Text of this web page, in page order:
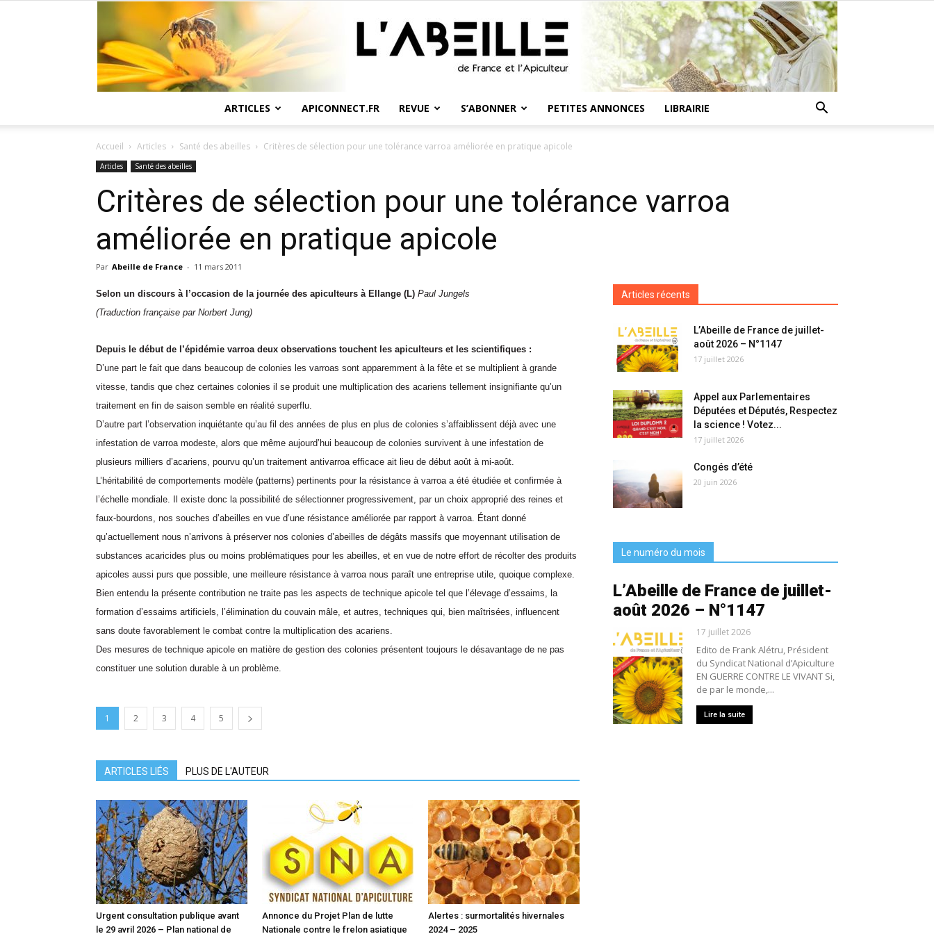
de
ARTICLES APICONNECT.FR REVUE S’ABONNER PETITES ANNONCES LIBRAIRIE
Accueil Articles Santé des abeilles Critères de sélection pour une tolérance varroa améliorée en pratique apicole
Articles Santé des abeilles
Critères de sélection pour une tolérance varroa
améliorée en pratique apicole
Par Abeille de France - 11 mars 2011
Selon un discours à l’occasion de la journée des apiculteurs à Ellange (L) Paul Jungels
(Traduction française par Norbert Jung)
Depuis le début de l’épidémie varroa deux observations touchent les apiculteurs et les scientifiques :
D’une part le fait que dans beaucoup de colonies les varroas sont apparemment à la fête et se multiplient à grande
vitesse, tandis que chez certaines colonies il se produit une multiplication des acariens tellement insignifiante qu’un
traitement en fin de saison semble en réalité superflu.
D’autre part l’observation inquiétante qu’au fil des années de plus en plus de colonies s’affaiblissent déjà avec une
infestation de varroa modeste, alors que même aujourd’hui beaucoup de colonies survivent à une infestation de
plusieurs milliers d’acariens, pourvu qu’un traitement antivarroa efficace ait lieu de début août à mi-août.
L’héritabilité de comportements modèle (patterns) pertinents pour la résistance à varroa a été étudiée et confirmée à
l’échelle mondiale. Il existe donc la possibilité de sélectionner progressivement, par un choix approprié des reines et
faux-bourdons, nos souches d’abeilles en vue d’une résistance améliorée par rapport à varroa. Étant donné
qu’actuellement nous n’arrivons à préserver nos colonies d’abeilles de dégâts massifs que moyennant utilisation de
substances acaricides plus ou moins problématiques pour les abeilles, et en vue de notre effort de récolter des produits
apicoles aussi purs que possible, une meilleure résistance à varroa nous paraît une entreprise utile, quoique complexe.
Bien entendu la présente contribution ne traite pas les aspects de technique apicole tel que l’élevage d’essaims, la
formation d’essaims artificiels, l’élimination du couvain mâle, et autres, techniques qui, bien maîtrisées, influencent
sans doute favorablement le combat contre la multiplication des acariens.
Des mesures de technique apicole en matière de gestion des colonies présentent toujours le désavantage de ne pas
constituer une solution durable à un problème.
1 2 3 4 5
ARTICLES LIÉS PLUS DE L'AUTEUR
Urgent consultation publique avant
le 29 avril 2026 – Plan national de
Annonce du Projet Plan de lutte
Nationale contre le frelon asiatique
Alertes : surmortalités hivernales
2024 – 2025
Articles récents
L’Abeille de France de juillet-
août 2026 – N°1147
17 juillet 2026
Appel aux Parlementaires
Députées et Députés, Respectez
la science ! Votez...
17 juillet 2026
Congés d’été
20 juin 2026
Le numéro du mois
L’Abeille de France de juillet-
août 2026 – N°1147
17 juillet 2026
Edito de Frank Alétru, Président
du Syndicat National d’Apiculture
EN GUERRE CONTRE LE VIVANT Si,
de par le monde,...
Lire la suite